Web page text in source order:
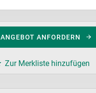
ANGEBOT ANFORDERN
Zur Merkliste hinzufügen